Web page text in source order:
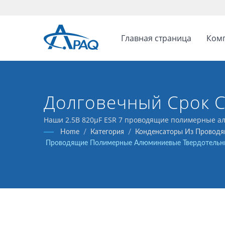
Главная страница
Долговечный Срок
Телекоммуникаций
Наши 2.5В 820μF ESR 7 проводящие полимерные
преобразователями, регуляторами напряжения и
Home / Категория /
Конденсаторы Из
Проводящие Полимерные Алюминиевые